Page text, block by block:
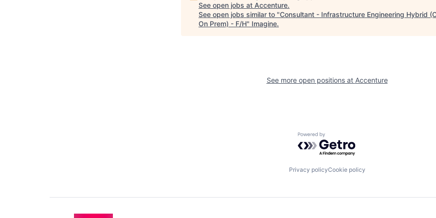
See open jobs at Accenture.
See open jobs similar to "Consultant - Infrastructure Engineering Hybrid
On Prem) - F/H" Imagine.
See more open positions at Accenture
Powered by Getro.com
Privacy policyCookie policy